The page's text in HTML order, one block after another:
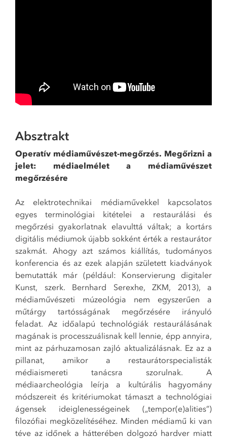
Absztrakt
Operatív médiaművészet-megőrzés. Megőrizni a
jelet: médiaelmélet a médiaművészet
megőrzésére
Az elektrotechnikai médiaművekkel kapcsolatos
egyes terminológiai kitételei a restaurálási és
megőrzési gyakorlatnak elavulttá váltak; a kortárs
digitális médiumok újabb sokként érték a restaurátor
szakmát. Ahogy azt számos kiállítás, tudományos
konferencia és az ezek alapján született kiadványok
bemutatták már (például: Konservierung digitaler
Kunst, szerk. Bernhard Serexhe, ZKM, 2013), a
médiaművészeti múzeológia nem egyszerűen a
műtárgy tartósságának megőrzésére irányuló
feladat. Az időalapú technológiák restaurálásának
magának is processzuálisnak kell lennie, épp annyira,
mint az párhuzamosan zajló aktualizálásnak. Ez az a
pillanat, amikor a restaurátorspecialisták
médiaismereti tanácsra szorulnak. A
médiaarcheológia leírja a kultúrális hagyomány
módszereit és kritériumokat támaszt a technológiai
ágensek ideiglenességeinek („tempor(e)alities”)
filozófiai megközelítéséhez. Minden médiamű ki van
téve az időnek a hátterében dolgozó hardver miatt